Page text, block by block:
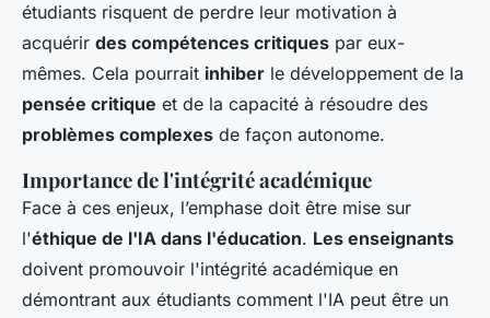
étudiants risquent de perdre leur motivation à
acquérir des compétences critiques par eux-
mêmes. Cela pourrait inhiber le développement de la
pensée critique et de la capacité à résoudre des
problèmes complexes de façon autonome.
Importance de l'intégrité académique
Face à ces enjeux, l’emphase doit être mise sur
l'éthique de l'IA dans l'éducation. Les enseignants
doivent promouvoir l'intégrité académique en
démontrant aux étudiants comment l'IA peut être un